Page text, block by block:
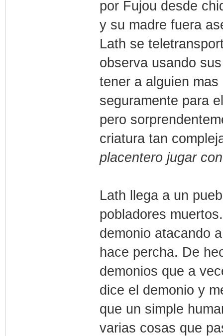
por Fujou desde
y su madre fuera
Lath se
observa usando
tener a alguien
seguramente para
pero
criatura tan
placentero jugar
Lath llega a un
pobladores
demonio atacando
hace percha. De
demonios que a
dice el demonio y
que un simple
varias cosas que